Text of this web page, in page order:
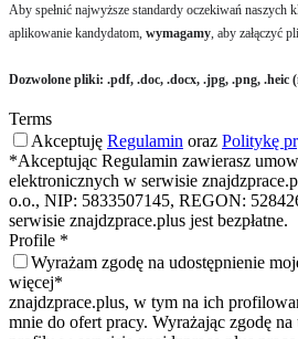
Aby spełnić najwyższe standardy oczekiwań naszych
aplikowanie kandydatom, wymagamy, aby załączyć
Dozwolone pliki: .pdf, .doc, .docx, .jpg, .png, .heic
Terms
Akceptuję Regulamin oraz Politykę
*Akceptując Regulamin zawierasz
elektronicznych w serwisie
o.o., NIP: 5833507145, REGON:
serwisie znajdzprace.plus jest bezpłatne.
Profile *
Wyrażam zgodę na udostępnienie
więcej*
znajdzprace.plus, w tym na ich
mnie do ofert pracy. Wyrażając zgodę